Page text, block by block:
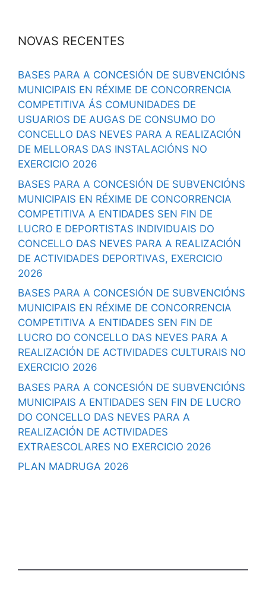
NOVAS RECENTES
BASES PARA A CONCESIÓN DE SUBVENCIÓNS
MUNICIPAIS EN RÉXIME DE CONCORRENCIA
COMPETITIVA ÁS COMUNIDADES DE
USUARIOS DE AUGAS DE CONSUMO DO
CONCELLO DAS NEVES PARA A REALIZACIÓN
DE MELLORAS DAS INSTALACIÓNS NO
EXERCICIO 2026
BASES PARA A CONCESIÓN DE SUBVENCIÓNS
MUNICIPAIS EN RÉXIME DE CONCORRENCIA
COMPETITIVA A ENTIDADES SEN FIN DE
LUCRO E DEPORTISTAS INDIVIDUAIS DO
CONCELLO DAS NEVES PARA A REALIZACIÓN
DE ACTIVIDADES DEPORTIVAS, EXERCICIO
2026
BASES PARA A CONCESIÓN DE SUBVENCIÓNS
MUNICIPAIS EN RÉXIME DE CONCORRENCIA
COMPETITIVA A ENTIDADES SEN FIN DE
LUCRO DO CONCELLO DAS NEVES PARA A
REALIZACIÓN DE ACTIVIDADES CULTURAIS NO
EXERCICIO 2026
BASES PARA A CONCESIÓN DE SUBVENCIÓNS
MUNICIPAIS A ENTIDADES SEN FIN DE LUCRO
DO CONCELLO DAS NEVES PARA A
REALIZACIÓN DE ACTIVIDADES
EXTRAESCOLARES NO EXERCICIO 2026
PLAN MADRUGA 2026